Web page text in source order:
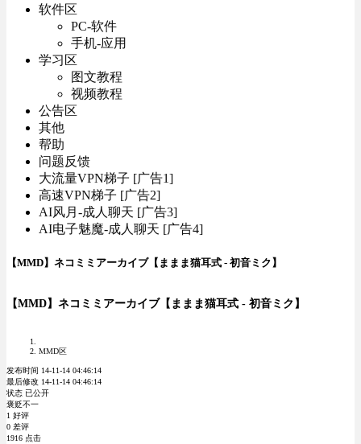
软件区
PC-软件
手机-应用
学习区
图文教程
视频教程
公告区
其他
帮助
问题反馈
大流量VPN梯子 [广告1]
高速VPN梯子 [广告2]
AI风月-成人聊天 [广告3]
AI电子魅魔-成人聊天 [广告4]
【MMD】ネコミミアーカイブ【ままま猫耳式 - 初音ミク】
【MMD】ネコミミアーカイブ【ままま猫耳式 - 初音ミク】
MMD区
发布时间 14-11-14 04:46:14
最后修改 14-11-14 04:46:14
状态 已公开
褒贬不一
1 好评
0 差评
1916 点击